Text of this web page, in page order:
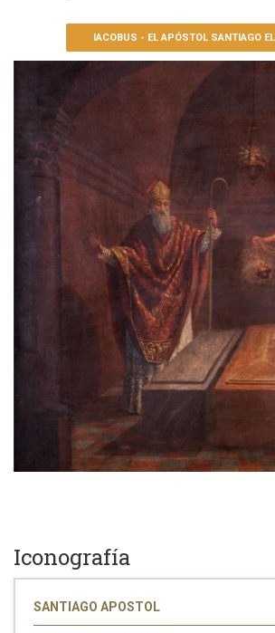
IACOBUS - EL APÓSTOL SANTIAGO
Iconografía
SANTIAGO APOSTOL